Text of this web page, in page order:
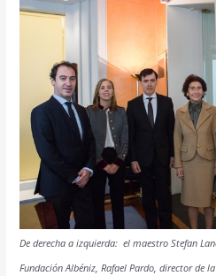
De derecha a izquierda: el maestro Stefan
Fundación Albéniz, Rafael Pardo, director de